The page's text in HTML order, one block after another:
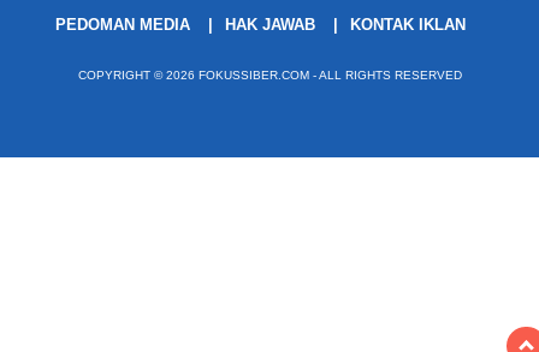
PEDOMAN MEDIA
HAK JAWAB KONTAK IKLAN
COPYRIGHT © 2026 FOKUSSIBER.COM - ALL RIGHTS RESERVED